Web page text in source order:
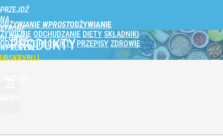
PRZEJDŹ
NA
STRONĘ
GŁÓWNĄ
WPROST.PL
ODŻYWIANIE WPROST
ŻYWIENIE ODCHUDZANIE DIETY SKŁADNIKI
ODŻYWCZE PRODUKTY PRZEPISY ZDROWIE
PRODUKTY